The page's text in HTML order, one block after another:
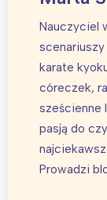
Nauczyciel
karate
córeczek,
sześcienne
pasją do
Prowadzi
Łódź